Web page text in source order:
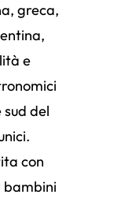
greca,
e
del
con
bambini